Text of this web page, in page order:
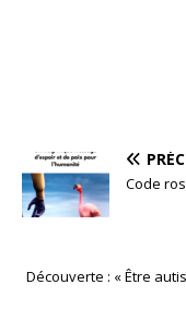
Code
Découverte : « Être